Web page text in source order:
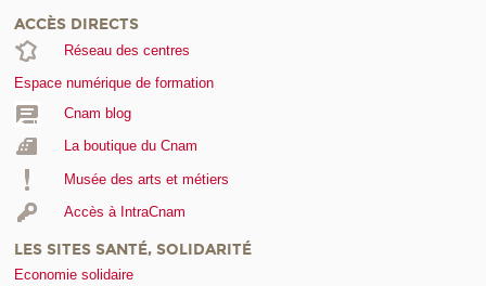
ACCÈS DIRECTS
Réseau des centres
Espace numérique de formation
Cnam blog
La boutique du Cnam
Musée des arts et métiers
Accès à IntraCnam
LES SITES SANTÉ, SOLIDARITÉ
Economie solidaire